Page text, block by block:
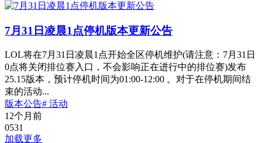
7月31日凌晨1点停机版本更新公告
LOL将在7月31日凌晨1点开始全区停机维护(请注意：7月31日
0点将关闭排位赛入口，不会影响正在进行中的排位赛)发布
25.15版本，预计停机时间为01:00-12:00 。对于在停机期间结
束的活动...
版本公告# 活动
12个月前
0531
加载更多